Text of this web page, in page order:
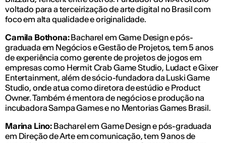
voltado para a terceirização de arte digital no Brasil com
foco em alta qualidade e originalidade.
Camila Bothona:Bacharel em Game Design e pós-
graduada em Negócios e Gestão de Projetos, tem 5 anos
de experiência como gerente de projetos de jogos em
empresas como Hermit Crab Game Studio, Ludact e Gixer
Entertainment, além de sócio-fundadora da Luski Game
Studio, onde atua como diretora de estúdio e Product
Owner. Também é mentora de negócios e produção na
incubadora Sampa Games e no Mentorias Games Brasil.
Marina Lino: Bacharel em Game Design e pós-graduada
em Direção de Arte em comunicação, tem 9 anos de